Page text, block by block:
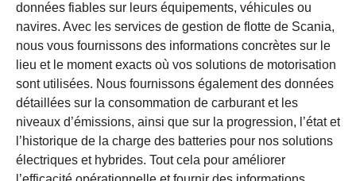
données fiables sur leurs équipements, véhicules ou
navires. Avec les services de gestion de flotte de Scania,
nous vous fournissons des informations concrètes sur le
lieu et le moment exacts où vos solutions de motorisation
sont utilisées. Nous fournissons également des données
détaillées sur la consommation de carburant et les
niveaux d’émissions, ainsi que sur la progression, l’état et
l’historique de la charge des batteries pour nos solutions
électriques et hybrides. Tout cela pour améliorer